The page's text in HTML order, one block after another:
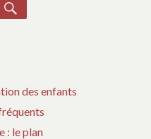
des enfants
: le plan